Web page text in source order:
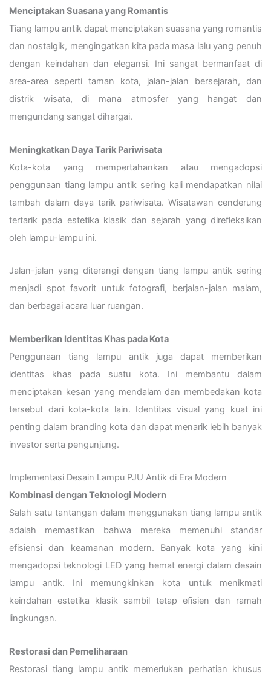
Menciptakan Suasana yang Romantis
Tiang lampu antik dapat menciptakan suasana yang romantis
dan nostalgik, mengingatkan kita pada masa lalu yang penuh
dengan keindahan dan elegansi. Ini sangat bermanfaat di
area-area seperti taman kota, jalan-jalan bersejarah, dan
distrik wisata, di mana atmosfer yang hangat dan
mengundang sangat dihargai.
Meningkatkan Daya Tarik Pariwisata
Kota-kota yang mempertahankan atau mengadopsi
penggunaan tiang lampu antik sering kali mendapatkan nilai
tambah dalam daya tarik pariwisata. Wisatawan cenderung
tertarik pada estetika klasik dan sejarah yang direfleksikan
oleh lampu-lampu ini.
Jalan-jalan yang diterangi dengan tiang lampu antik sering
menjadi spot favorit untuk fotografi, berjalan-jalan malam,
dan berbagai acara luar ruangan.
Memberikan Identitas Khas pada Kota
Penggunaan tiang lampu antik juga dapat memberikan
identitas khas pada suatu kota. Ini membantu dalam
menciptakan kesan yang mendalam dan membedakan kota
tersebut dari kota-kota lain. Identitas visual yang kuat ini
penting dalam branding kota dan dapat menarik lebih banyak
investor serta pengunjung.
Implementasi Desain Lampu PJU Antik di Era Modern
Kombinasi dengan Teknologi Modern
Salah satu tantangan dalam menggunakan tiang lampu antik
adalah memastikan bahwa mereka memenuhi standar
efisiensi dan keamanan modern. Banyak kota yang kini
mengadopsi teknologi LED yang hemat energi dalam desain
lampu antik. Ini memungkinkan kota untuk menikmati
keindahan estetika klasik sambil tetap efisien dan ramah
lingkungan.
Restorasi dan Pemeliharaan
Restorasi tiang lampu antik memerlukan perhatian khusus